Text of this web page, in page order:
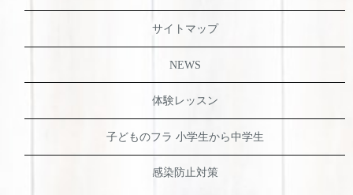
サイトマップ
NEWS
体験レッスン
子どものフラ 小学生から中学生
感染防止対策